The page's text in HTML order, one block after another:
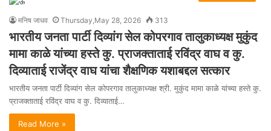
मनिष जाधव Thursday,May 28, 2026 313
भारतीय जनता पार्टी दिव्यांग सेल कोपरगाव तालुकाध्यक्ष मुकुंद
मामा काळे यांच्या हस्ते कु. प्राजक्ताताई रविंद्र वाघ व कु.
दिव्याताई राजेंद्र वाघ यांचा शैक्षणिक यशाबद्दल सत्कार
भारतीय जनता पार्टी दिव्यांग सेल कोपरगाव तालुकाध्यक्ष श्री. मुकुंद मामा काळे यांच्या हस्ते कु.
प्राजक्ताताई रविंद्र वाघ व कु. दिव्याताई…
Read More »